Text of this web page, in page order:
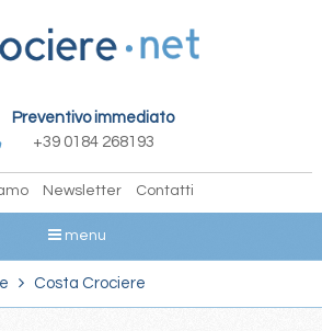
Preventivo immediato
+39 0184 268193
Newsletter Contatti
menu
Costa Crociere